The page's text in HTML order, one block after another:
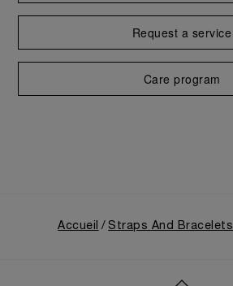
Request a service
Care program
Accueil Straps And Bracelets